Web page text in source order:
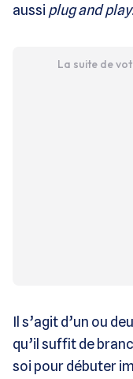
aussi plug and play.
La suite de
Il s’agit d’un ou
qu’il suffit de
soi pour débuter